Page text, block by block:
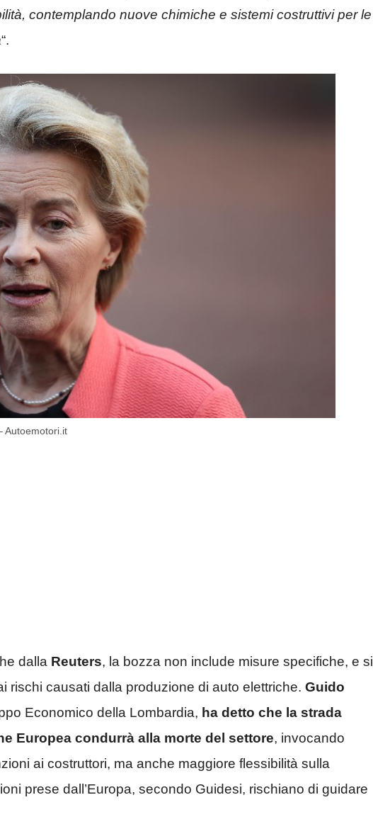
contemplando nuove chimiche e sistemi costruttivi per le
“.
Autoemotori.it
dalla Reuters, la bozza non include misure specifiche, e si
rischi causati dalla produzione di auto elettriche. Guido
Economico della Lombardia, ha detto che la strada
Europea condurrà alla morte del settore, invocando
ai costruttori, ma anche maggiore flessibilità sulla
prese dall’Europa, secondo Guidesi, rischiano di guidare